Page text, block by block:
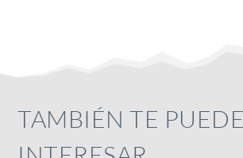
TAMBIÉN TE PUEDE